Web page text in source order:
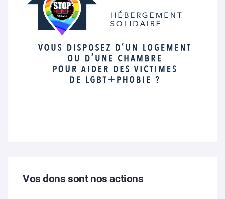
Vos dons sont nos actions